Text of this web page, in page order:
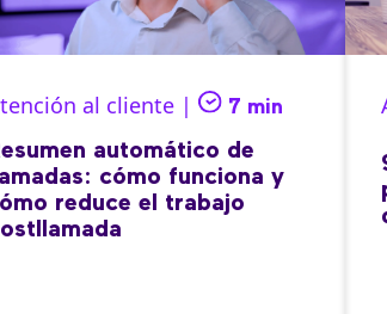
al cliente | 7 min
automático de
cómo funciona y
reduce el trabajo